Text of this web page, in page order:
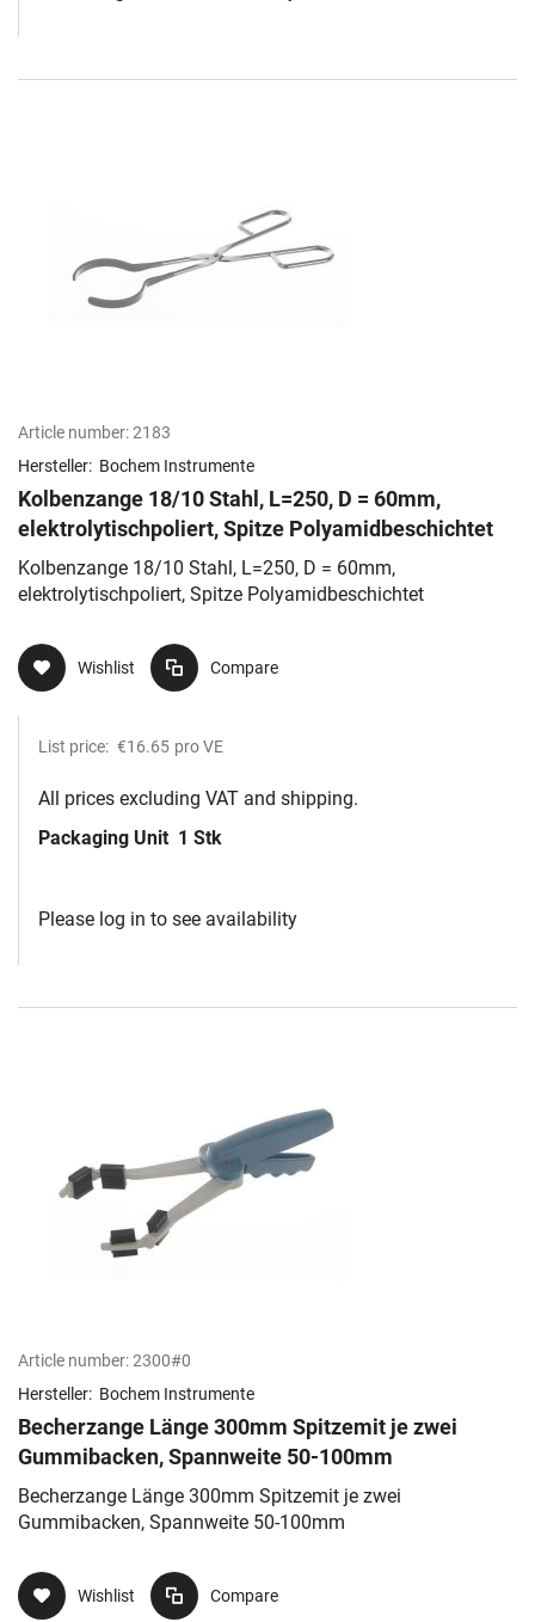
Article number:2183
Hersteller: Bochem Instrumente
Kolbenzange 18/10 Stahl, L=250, D = 60mm,
elektrolytischpoliert, Spitze Polyamidbeschichtet
Kolbenzange 18/10 Stahl, L=250, D = 60mm,
elektrolytischpoliert, Spitze Polyamidbeschichtet
Wishlist Compare
List price: €16.65 pro VE
All prices excluding VAT and shipping.
Packaging Unit 1 Stk
Please log in to see availability
Article number:2300#0
Hersteller: Bochem Instrumente
Becherzange Länge 300mm Spitzemit je zwei
Gummibacken, Spannweite 50-100mm
Becherzange Länge 300mm Spitzemit je zwei
Gummibacken, Spannweite 50-100mm
Wishlist Compare